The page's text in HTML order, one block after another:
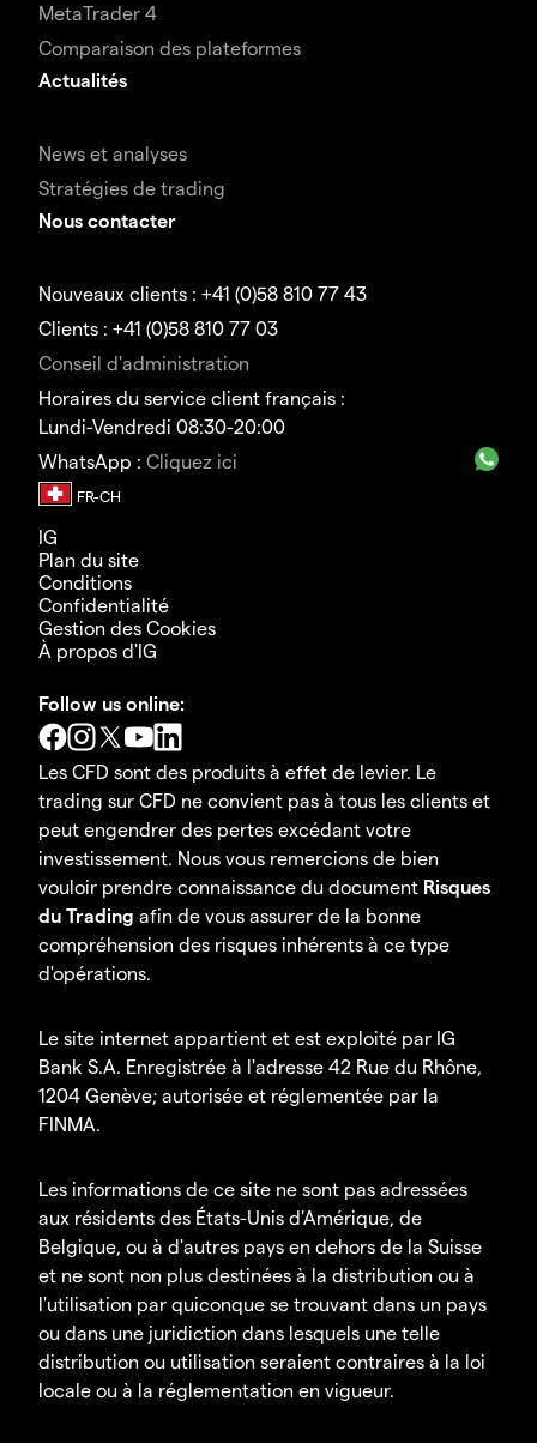
MetaTrader 4
Comparaison des plateformes
Actualités
News et analyses
Stratégies de trading
Nous contacter
Nouveaux clients : +41 (0)58 810 77 43
Clients : +41 (0)58 810 77 03
Conseil d'administration
Horaires du service client français :
Lundi-Vendredi 08:30-20:00
WhatsApp : Cliquez ici
IG
Plan du site
Conditions
Confidentialité
Gestion des Cookies
À propos d'IG
Follow us online:
Les CFD sont des produits à effet de levier. Le
trading sur CFD ne convient pas à tous les clients et
peut engendrer des pertes excédant votre
investissement. Nous vous remercions de bien
vouloir prendre connaissance du document Risques
du Trading afin de vous assurer de la bonne
compréhension des risques inhérents à ce type
d'opérations.
Le site internet appartient et est exploité par IG
Bank S.A. Enregistrée à l'adresse 42 Rue du Rhône,
1204 Genève; autorisée et réglementée par la
FINMA.
Les informations de ce site ne sont pas adressées
aux résidents des États-Unis d'Amérique, de
Belgique, ou à d'autres pays en dehors de la Suisse
et ne sont non plus destinées à la distribution ou à
l'utilisation par quiconque se trouvant dans un pays
ou dans une juridiction dans lesquels une telle
distribution ou utilisation seraient contraires à la loi
locale ou à la réglementation en vigueur.